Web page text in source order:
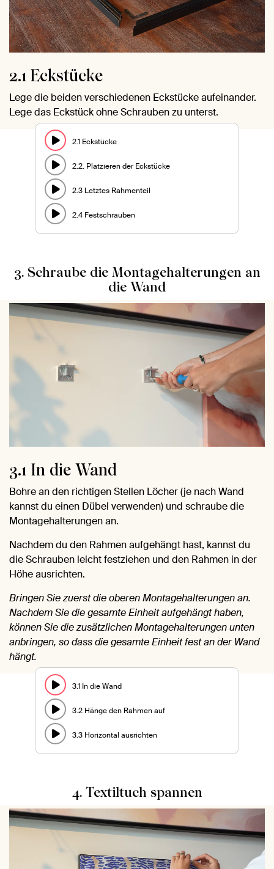
2.1 Eckstücke
Lege die beiden verschiedenen Eckstücke aufeinander.
Lege das Eckstück ohne Schrauben zu unterst.
2.1 Eckstücke
2.2. Platzieren der Eckstücke
2.3 Letztes Rahmenteil
2.4 Festschrauben
3. Schraube die Montagehalterungen an
die Wand
3.1 In die Wand
Bohre an den richtigen Stellen Löcher (je nach Wand
kannst du einen Dübel verwenden) und schraube die
Montagehalterungen an.
Nachdem du den Rahmen aufgehängt hast, kannst du
die Schrauben leicht festziehen und den Rahmen in der
Höhe ausrichten.
Bringen Sie zuerst die oberen Montagehalterungen an.
Nachdem Sie die gesamte Einheit aufgehängt haben,
können Sie die zusätzlichen Montagehalterungen unten
anbringen, so dass die gesamte Einheit fest an der Wand
hängt.
3.1 In die Wand
3.2 Hänge den Rahmen auf
3.3 Horizontal ausrichten
4. Textiltuch spannen